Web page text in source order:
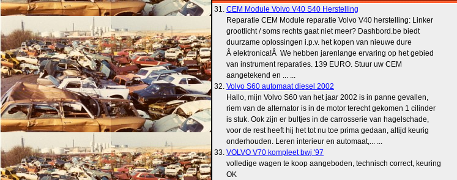
31. CEM Module Volvo V40 S40 Herstelling
Reparatie CEM Module reparatie Volvo V40 herstelling: Linker
grootlicht / soms rechts gaat niet meer? Dashbord.be biedt
duurzame oplossingen i.p.v. het kopen van nieuwe dure
Â elektronica!Â We hebben jarenlange ervaring op het gebied
van instrument reparaties. 139 EURO. Stuur uw CEM
aangetekend en ... ...
32. Volvo S60 automaat diesel 2002
Hallo, mijn Volvo S60 van het jaar 2002 is in panne gevallen,
riem van de alternator is in de motor terecht gekomen 1 cilinder
is stuk. Ook zijn er bultjes in de carrosserie van hagelschade,
voor de rest heeft hij het tot nu toe prima gedaan, altijd keurig
onderhouden. Leren interieur en automaat,... ...
33. VOLVO V70 kompleet bwj '97
volledige wagen te koop aangeboden, technisch correct, keuring
OK